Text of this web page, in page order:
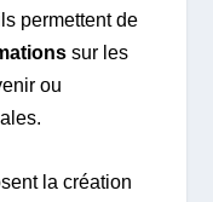
permettent de
sur les
ou
la création